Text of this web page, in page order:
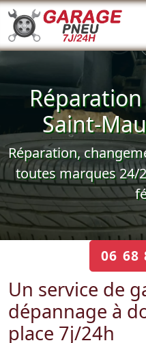
Saint-
Réparation,
toutes marques 24/
06 68
Un service de
dépannage à
place 7j/24h